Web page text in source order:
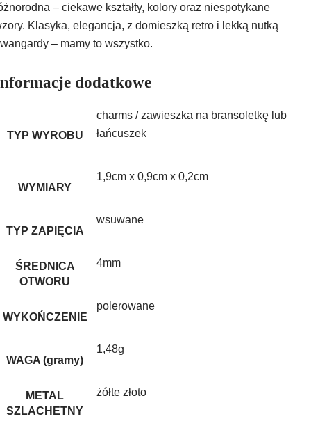
– ciekawe kształty, kolory oraz niespotykane
Klasyka, elegancja, z domieszką retro i lekką nutką
– mamy to wszystko.
dodatkowe
TYP WYROBU
charms / zawieszka na bransoletkę lub
łańcuszek
WYMIARY
1,9cm x 0,9cm x 0,2cm
TYP ZAPIĘCIA
wsuwane
ŚREDNICA
OTWORU
4mm
WYKOŃCZENIE
polerowane
WAGA (gramy)
1,48g
METAL
SZLACHETNY
żółte złoto